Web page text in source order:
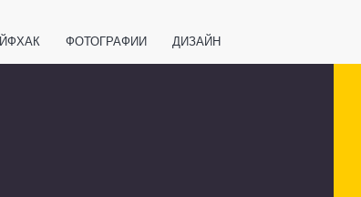
ФОТОГРАФИИ ДИЗАЙН